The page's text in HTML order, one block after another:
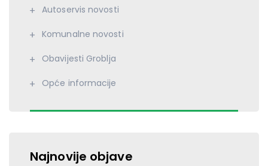
Autoservis novosti
Komunalne novosti
Obavijesti Groblja
Opće informacije
Najnovije objave